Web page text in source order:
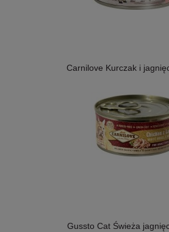
Carnilove Kurczak i
Gussto Cat Świeża